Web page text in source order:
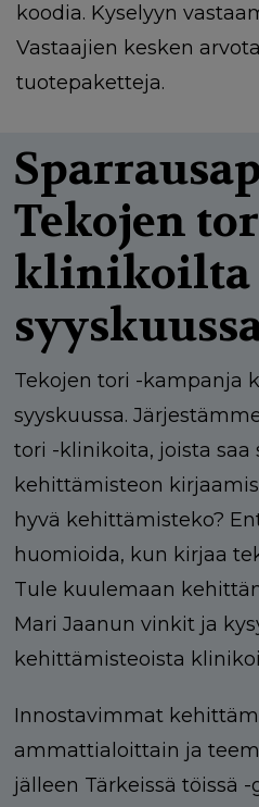
koodia. Kyselyyn
Vastaajien kesken
tuotepaketteja.
Tekojen
klinikoilta
Tekojen tori -kampanja
syyskuussa.
tori -klinikoita, joista saa
kehittämisteon
hyvä kehittämisteko?
huomioida, kun kirjaa
Tule kuulemaan
Mari Jaanun vinkit ja
kehittämisteoista
Innostavimmat
ammattialoittain ja
jälleen Tärkeissä töissä -